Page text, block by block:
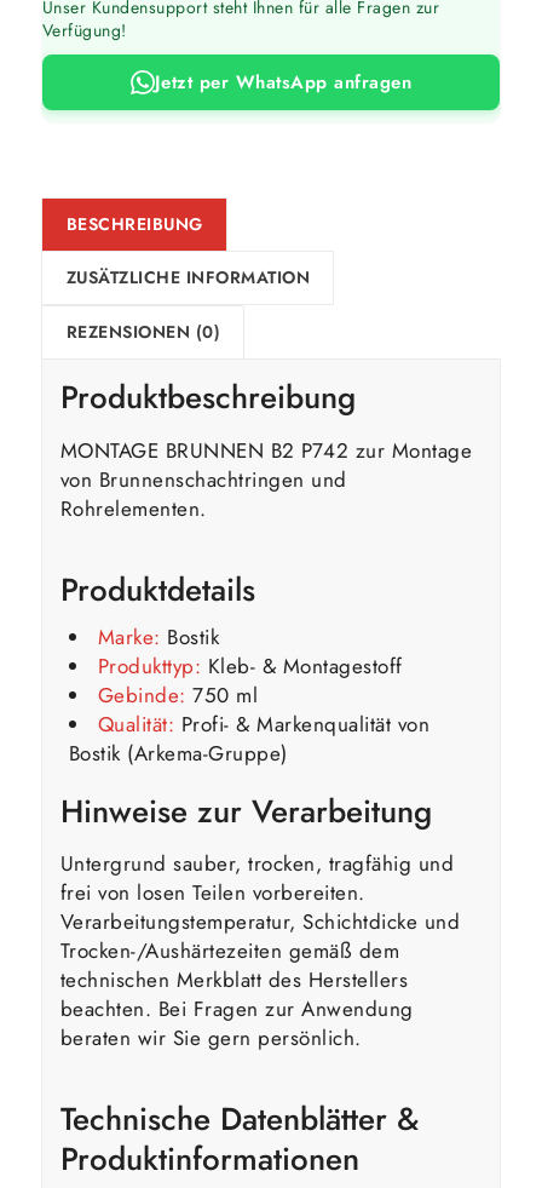
Unser Kundensupport steht Ihnen für alle Fragen zur
Verfügung!
Jetzt per WhatsApp anfragen
BESCHREIBUNG
ZUSÄTZLICHE INFORMATION
REZENSIONEN (0)
Produktbeschreibung
MONTAGE BRUNNEN B2 P742 zur Montage
von Brunnenschachtringen und
Rohrelementen.
Produktdetails
Marke: Bostik
Produkttyp: Kleb- & Montagestoff
Gebinde: 750 ml
Qualität: Profi- & Markenqualität von
Bostik (Arkema-Gruppe)
Hinweise zur Verarbeitung
Untergrund sauber, trocken, tragfähig und
frei von losen Teilen vorbereiten.
Verarbeitungstemperatur, Schichtdicke und
Trocken-/Aushärtezeiten gemäß dem
technischen Merkblatt des Herstellers
beachten. Bei Fragen zur Anwendung
beraten wir Sie gern persönlich.
Technische Datenblätter &
Produktinformationen